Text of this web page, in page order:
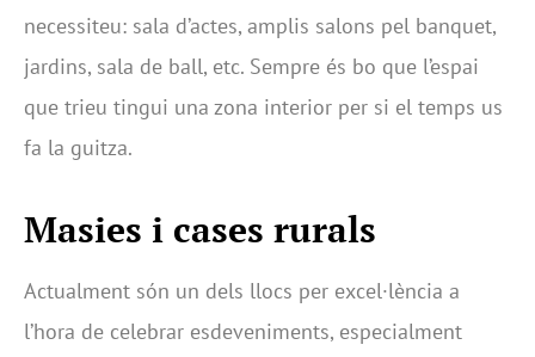
necessiteu: sala d’actes, amplis salons pel banquet,
jardins, sala de ball, etc. Sempre és bo que l’espai
que trieu tingui una zona interior per si el temps us
fa la guitza.
Masies i cases rurals
Actualment són un dels llocs per excel·lència a
l’hora de celebrar esdeveniments, especialment